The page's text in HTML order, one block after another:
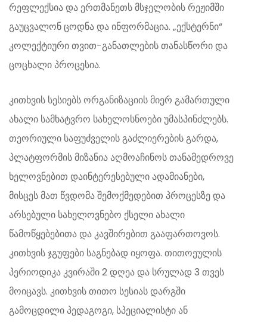
რეფლექსია და ერთმანეთს მსჯელობის რეჟიმში
გაუცვალონ ცოდნა და ინფორმაცია. „ექსტერნი“
კოლექტიური თვით-განათლების თანასწორი და
ცოცხალი პროცესია.
კითხვის სესიებს ორგანიზაციის მიერ გამართული
ახალი სამხატვრო სახელოსნოები უმასპინძლებს.
თეორიული საფუძველის გაძლიერების გარდა,
პლატფორმის მიზანია აღმოაჩინოს თანამედროვე
ხელოვნებით დაინტერესებული ადამიანები,
მისცეს მათ წვდომა შემოქმედებით პროცესზე და
არსებული სახელოვნებო ქსელი ახალი
წამოწყებებითა და კავშირებით გააფართოვოს.
კითხვის ჯგუფები საგნებად იყოფა. თითოეულის
პერიოდიკა კვირაში 2 დღეა და სრულად 3 თვეს
მოიცავს. კითხვის თითო სესიას დარგში
გამოცდილი პედაგოგი, სპეციალისტი ან